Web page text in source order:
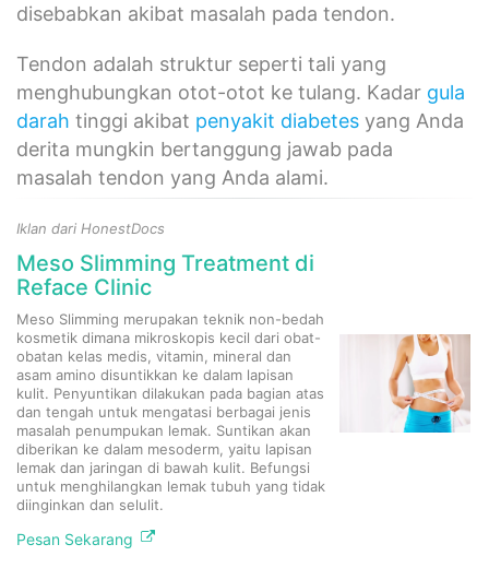
disebabkan akibat masalah pada tendon.
Tendon adalah struktur seperti tali yang
menghubungkan otot-otot ke tulang. Kadar gula
darah tinggi akibat penyakit diabetes yang Anda
derita mungkin bertanggung jawab pada
masalah tendon yang Anda alami.
Iklan dari HonestDocs
Meso Slimming Treatment di
Reface Clinic
Meso Slimming merupakan teknik non-bedah
kosmetik dimana mikroskopis kecil dari obat-
obatan kelas medis, vitamin, mineral dan
asam amino disuntikkan ke dalam lapisan
kulit. Penyuntikan dilakukan pada bagian atas
dan tengah untuk mengatasi berbagai jenis
masalah penumpukan lemak. Suntikan akan
diberikan ke dalam mesoderm, yaitu lapisan
lemak dan jaringan di bawah kulit. Befungsi
untuk menghilangkan lemak tubuh yang tidak
diinginkan dan selulit.
Pesan Sekarang